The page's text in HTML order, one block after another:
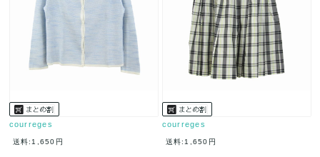
courreges
送料:1,650円
courreges
送料:1,650円